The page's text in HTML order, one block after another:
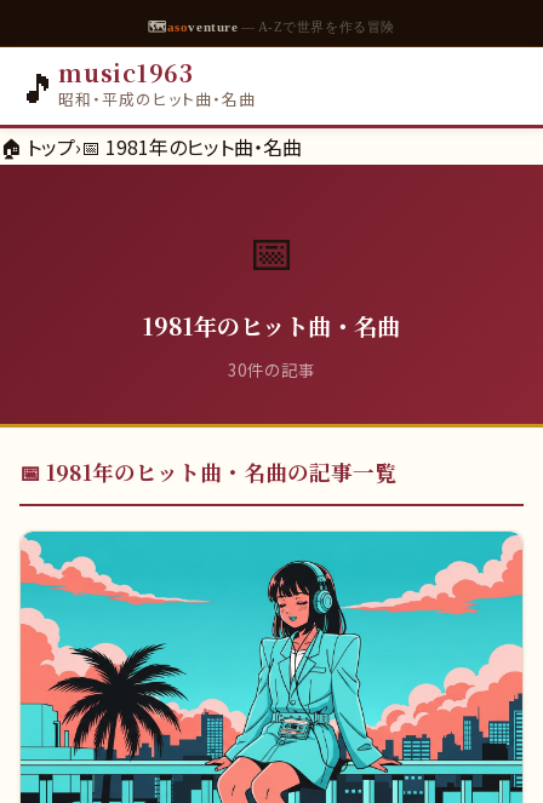
🗺asoventure — A-Zで世界を作る冒険
🎵 music1963
昭和・平成のヒット曲・名曲
🏠 トップ›📅 1981年のヒット曲・名曲
📅
1981年のヒット曲・名曲
30件の記事
📅 1981年のヒット曲・名曲の記事一覧